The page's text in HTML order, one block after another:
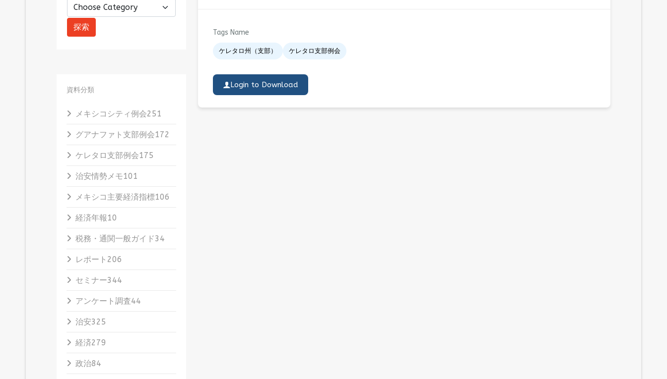
資料分類
メキシコシティ例会251
グアナファト支部例会172
ケレタロ支部例会175
治安情勢メモ101
メキシコ主要経済指標106
経済年報10
税務・通関一般ガイド34
レポート 206
セミナー344
アンケート調査44
治安325
経済279
政治84
Tags Name
ケレタロ州（支部） ケレタロ支部例会
Login to Download